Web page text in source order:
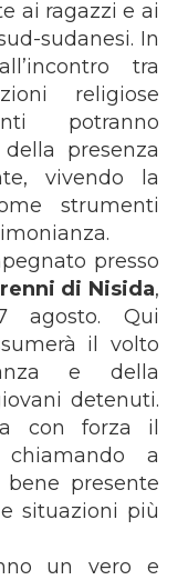
ai ragazzi e ai
sudanesi. In
tra
religiose
potranno
presenza
vivendo la
strumenti
presso
di Nisida,
Qui
il volto
e della
detenuti.
con forza il
a
bene presente
situazioni più
un vero e